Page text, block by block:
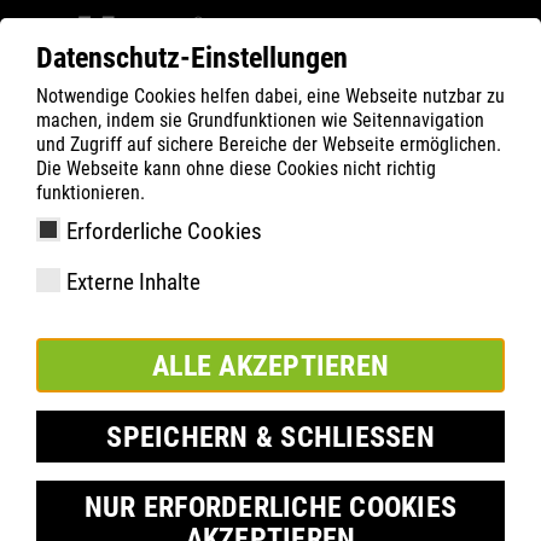
Datenschutz-Einstellungen
Notwendige Cookies helfen dabei, eine Webseite nutzbar zu
machen, indem sie Grundfunktionen wie Seitennavigation
und Zugriff auf sichere Bereiche der Webseite ermöglichen.
Die Webseite kann ohne diese Cookies nicht richtig
funktionieren.
Erforderliche Cookies
Externe Inhalte
ALLE AKZEPTIEREN
SPEICHERN & SCHLIESSEN
NUR ERFORDERLICHE COOKIES
ATLAS Technológia
Normák
EN ISO 20345:2011